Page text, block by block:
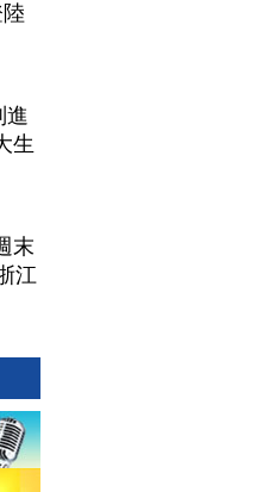
進
生
末
江